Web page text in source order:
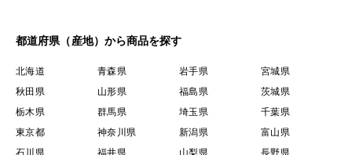
都道府県（産地）から商品を探す
北海道 青森県 岩手県
宮城県
秋田県
山形県 福島県
茨城県
栃木県
群馬県 埼玉県
千葉県
東京都
神奈川県 新潟県
富山県
石川県
福井県 山梨県 長野県